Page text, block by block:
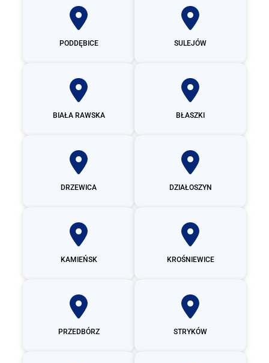
PODDĘBICE SULEJÓW
BIAŁA RAWSKA BŁASZKI
DRZEWICA DZIAŁOSZYN
KAMIEŃSK KROŚNIEWICE
PRZEDBÓRZ STRYKÓW